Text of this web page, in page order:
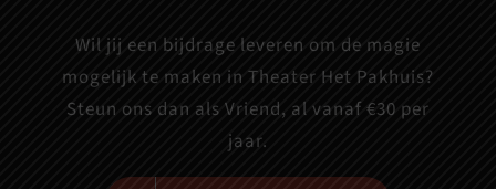
Wil jij een bijdrage leveren om de magie
mogelijk te maken in Theater Het Pakhuis?
Steun ons dan als Vriend, al vanaf €30 per
jaar.